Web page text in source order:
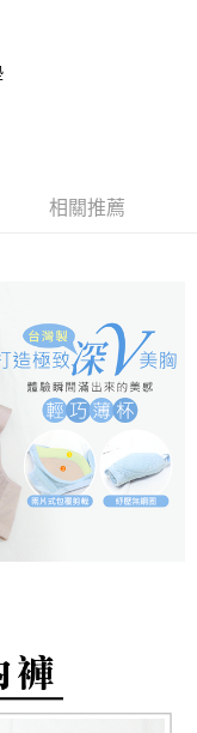
之同意方可使用
，本公司不負相關責
發現惡意使用之情形，
相關推薦